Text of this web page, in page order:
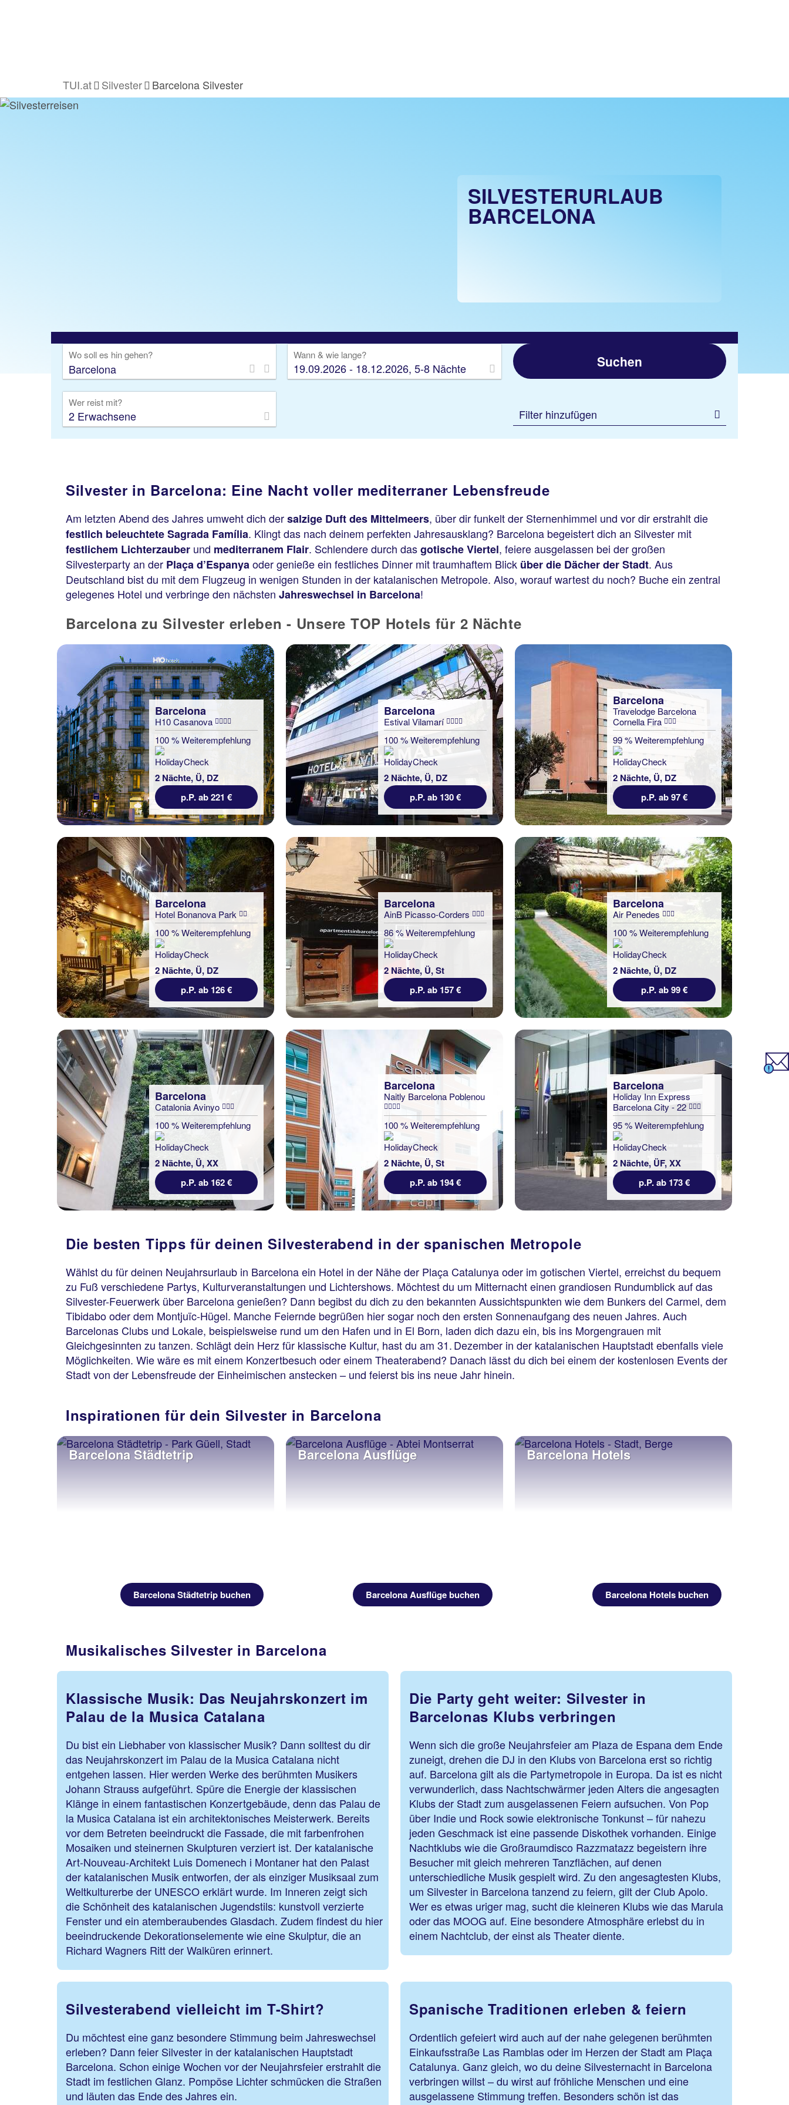
TUI.at Silvester Barcelona Silvester
SILVESTERURLAUB
BARCELONA
Wo soll es hin gehen? Wann & wie lange?
19.09.2026 - 18.12.2026, 5-8 Nächte
Wer reist mit?
2 Erwachsene
Suchen
Filter hinzufügen
Silvester in Barcelona: Eine Nacht voller mediterraner Lebensfreude
Am letzten Abend des Jahres umweht dich dersalzige Duft des Mittelmeers, über dir funkelt der Sternenhimmel und vor dir erstrahlt die
festlich beleuchtete Sagrada Família. Klingt das nach deinem perfekten Jahresausklang? Barcelona begeistert dich an Silvester mit
festlichem Lichterzauber und mediterranem Flair. Schlendere durch dasgotische Viertel, feiere ausgelassen bei der großen
Silvesterparty an der Plaça d’Espanyaoder genieße ein festliches Dinner mit traumhaftem Blick über die Dächer der Stadt. Aus
Deutschland bist du mit dem Flugzeug in wenigen Stunden in der katalanischen Metropole. Also, worauf wartest du noch? Buche ein zentral
gelegenes Hotel und verbringe den nächsten Jahreswechsel in Barcelona!
Barcelona zu Silvester erleben - Unsere TOP Hotels für 2 Nächte
Barcelona
H10 Casanova
100 % Weiterempfehlung
2 Nächte, Ü, DZ
p.P. ab 221 €
Barcelona
Estival Vilamarí
100 % Weiterempfehlung
2 Nächte, Ü, DZ
p.P. ab 130 €
Barcelona
Travelodge Barcelona
Cornella Fira
99 % Weiterempfehlung
2 Nächte, Ü, DZ
p.P. ab 97 €
Barcelona
Hotel Bonanova Park
100 % Weiterempfehlung
2 Nächte, Ü, DZ
p.P. ab 126 €
Barcelona
AinB Picasso-Corders
86 % Weiterempfehlung
2 Nächte, Ü, St
p.P. ab 157 €
Barcelona
Air Penedes
100 % Weiterempfehlung
2 Nächte, Ü, DZ
p.P. ab 99 €
Barcelona
Catalonia Avinyo
100 % Weiterempfehlung
2 Nächte, Ü, XX
p.P. ab 162 €
Barcelona
Naitly Barcelona Poblenou
100 % Weiterempfehlung
2 Nächte, Ü, St
p.P. ab 194 €
Barcelona
Holiday Inn Express
Barcelona City - 22
95 % Weiterempfehlung
2 Nächte, ÜF, XX
p.P. ab 173 €
Die besten Tipps für deinen Silvesterabend in der spanischen Metropole
Wählst du für deinen Neujahrsurlaub in Barcelona ein Hotel in der Nähe der Plaça Catalunya oder im gotischen Viertel, erreichst du bequem
zu Fuß verschiedene Partys, Kulturveranstaltungen und Lichtershows. Möchtest du um Mitternacht einen grandiosen Rundumblick auf das
Silvester-Feuerwerk über Barcelona genießen? Dann begibst du dich zu den bekannten Aussichtspunkten wie dem Bunkers del Carmel, dem
Tibidabo oder dem Montjuïc-Hügel. Manche Feiernde begrüßen hier sogar noch den ersten Sonnenaufgang des neuen Jahres. Auch
Barcelonas Clubs und Lokale, beispielsweise rund um den Hafen und in El Born, laden dich dazu ein, bis ins Morgengrauen mit
Gleichgesinnten zu tanzen. Schlägt dein Herz für klassische Kultur, hast du am 31. Dezember in der katalanischen Hauptstadt ebenfalls viele
Möglichkeiten. Wie wäre es mit einem Konzertbesuch oder einem Theaterabend? Danach lässt du dich bei einem der kostenlosen Events der
Stadt von der Lebensfreude der Einheimischen anstecken – und feierst bis ins neue Jahr hinein.
Inspirationen für dein Silvester in Barcelona
Barcelona Städtetrip
Barcelona Städtetrip buchen
Barcelona Ausflüge
Barcelona Ausflüge buchen
Barcelona Hotels
Barcelona Hotels buchen
Musikalisches Silvester in Barcelona
Klassische Musik: Das Neujahrskonzert im
Palau de la Musica Catalana
Du bist ein Liebhaber von klassischer Musik? Dann solltest du dir
das Neujahrskonzert im Palau de la Musica Catalana nicht
entgehen lassen. Hier werden Werke des berühmten Musikers
Johann Strauss aufgeführt. Spüre die Energie der klassischen
Klänge in einem fantastischen Konzertgebäude, denn das Palau de
la Musica Catalana ist ein architektonisches Meisterwerk. Bereits
vor dem Betreten beeindruckt die Fassade, die mit farbenfrohen
Mosaiken und steinernen Skulpturen verziert ist. Der katalanische
Art-Nouveau-Architekt Luis Domenech i Montaner hat den Palast
der katalanischen Musik entworfen, der als einziger Musiksaal zum
Weltkulturerbe der UNESCO erklärt wurde. Im Inneren zeigt sich
die Schönheit des katalanischen Jugendstils: kunstvoll verzierte
Fenster und ein atemberaubendes Glasdach. Zudem findest du hier
beeindruckende Dekorationselemente wie eine Skulptur, die an
Richard Wagners Ritt der Walküren erinnert.
Die Party geht weiter: Silvester in
Barcelonas Klubs verbringen
Wenn sich die große Neujahrsfeier am Plaza de Espana dem Ende
zuneigt, drehen die DJ in den Klubs von Barcelona erst so richtig
auf. Barcelona gilt als die Partymetropole in Europa. Da ist es nicht
verwunderlich, dass Nachtschwärmer jeden Alters die angesagten
Klubs der Stadt zum ausgelassenen Feiern aufsuchen. Von Pop
über Indie und Rock sowie elektronische Tonkunst – für nahezu
jeden Geschmack ist eine passende Diskothek vorhanden. Einige
Nachtklubs wie die Großraumdisco Razzmatazz begeistern ihre
Besucher mit gleich mehreren Tanzflächen, auf denen
unterschiedliche Musik gespielt wird. Zu den angesagtesten Klubs,
um Silvester in Barcelona tanzend zu feiern, gilt der Club Apolo.
Wer es etwas uriger mag, sucht die kleineren Klubs wie das Marula
oder das MOOG auf. Eine besondere Atmosphäre erlebst du in
einem Nachtclub, der einst als Theater diente.
Silvesterabend vielleicht im T-Shirt?
Du möchtest eine ganz besondere Stimmung beim Jahreswechsel
erleben? Dann feier Silvester in der katalanischen Hauptstadt
Barcelona. Schon einige Wochen vor der Neujahrsfeier erstrahlt die
Stadt im festlichen Glanz. Pompöse Lichter schmücken die Straßen
und läuten das Ende des Jahres ein.
Spanische Traditionen erleben & feiern
Ordentlich gefeiert wird auch auf der nahe gelegenen berühmten
Einkaufsstraße Las Ramblas oder im Herzen der Stadt am Plaça
Catalunya. Ganz gleich, wo du deine Silvesternacht in Barcelona
verbringen willst – du wirst auf fröhliche Menschen und eine
ausgelassene Stimmung treffen. Besonders schön ist das